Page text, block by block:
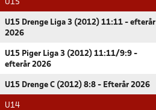
U15
U15 Drenge Liga 3 (2012) 11:11 - efterår
2026
U15 Piger Liga 3 (2012) 11:11/9:9 -
efterår 2026
U15 Drenge C (2012) 8:8 - Efterår 2026
U14